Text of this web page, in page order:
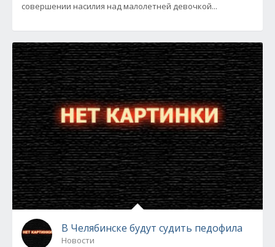
совершении насилия над малолетней девочкой...
В Челябинске будут судить педофила
Новости